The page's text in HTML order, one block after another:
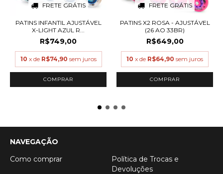
FRETE GRÁTIS
PATINS INFANTIL AJUSTÁVEL
X-LIGHT AZUL R...
R$749,00
10 x de R$74,90 sem juros
COMPRAR
FRETE GRÁTIS
PATINS X2 ROSA - AJUSTÁVEL
(26 AO 33BR)
R$649,00
10 x de R$64,90 sem juros
COMPRAR
NAVEGAÇÃO
Como comprar
Política de Trocas e
Devoluções